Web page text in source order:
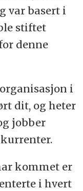
var basert i
stiftet
denne
i
dit, og heter
jobber
kommet er
i hvert